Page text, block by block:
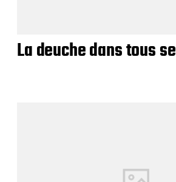
La deuche dans tous